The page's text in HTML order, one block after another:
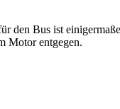
den Bus ist
Motor entgegen.